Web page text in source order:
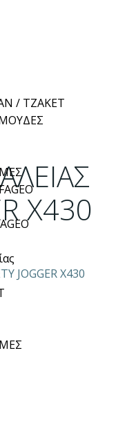
/ ΤΖΑΚΕΤ
X430
JOGGER X430